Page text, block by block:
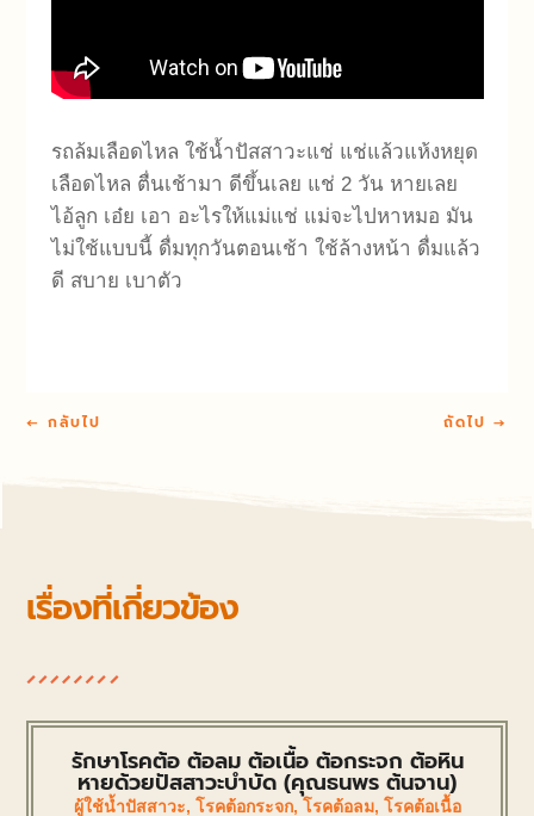
รถล้มเลือดไหล ใช้น้ำปัสสาวะแช่ แช่แล้วแห้งหยุด
เลือดไหล ตื่นเช้ามา ดีขึ้นเลย แช่ 2 วัน หายเลย
ไอ้ลูก เอ๋ย เอา อะไรให้แม่แช่ แม่จะไปหาหมอ มัน
ไม่ใช้แบบนี้ ดื่มทุกวันตอนเช้า ใช้ล้างหน้า ดื่มแล้ว
ดี สบาย เบาตัว
←กลับไป ถัดไป →
เรื่องที่เกี่ยวข้อง
รักษาโรคต้อ ต้อลม ต้อเนื้อ ต้อกระจก ต้อหิน
หายด้วยปัสสาวะบำบัด (คุณธนพร ต้นจาน)
ผู้ใช้น้ำปัสสาวะ, โรคต้อกระจก, โรคต้อลม, โรคต้อเนื้อ